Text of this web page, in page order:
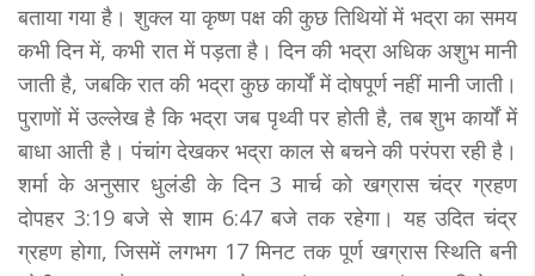
बताया गया है। शुक्ल या कृष्ण पक्ष की कुछ तिथियों में भद्रा का समय
कभी दिन में, कभी रात में पड़ता है। दिन की भद्रा अधिक अशुभ मानी
जाती है, जबकि रात की भद्रा कुछ कार्यों में दोषपूर्ण नहीं मानी जाती।
पुराणों में उल्लेख है कि भद्रा जब पृथ्वी पर होती है, तब शुभ कार्यों में
बाधा आती है। पंचांग देखकर भद्रा काल से बचने की परंपरा रही है।
शर्मा के अनुसार धुलंडी के दिन 3 मार्च को खग्रास चंद्र ग्रहण
दोपहर 3:19 बजे से शाम 6:47 बजे तक रहेगा। यह उदित चंद्र
ग्रहण होगा, जिसमें लगभग 17 मिनट तक पूर्ण खग्रास स्थिति बनी